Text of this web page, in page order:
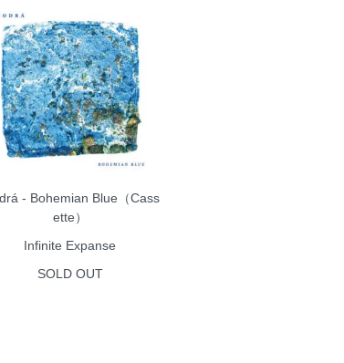
- Bohemian Blue（Cass
ette）
Infinite Expanse
SOLD OUT